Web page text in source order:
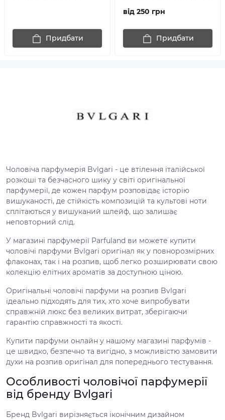
Придбати
від 250 грн
Придбати
Чоловіча парфумерія Bvlgari - це втілення італійської
розкоші та безчасного шику у світі оригінальної
парфумерії, де кожен парфум розповідає історію
вишуканості, де стійкість композицій та культові ноти
сплітаються у вишуканий шлейф, що залишає
неповторний слід.
У магазині парфумерії Parfuland ви можете купити
чоловічі парфуми Bvlgari оригінал як у повнорозмірних
флаконах, так і на розпив, щоб легко розширювати свою
колекцію елітних ароматів за доступною ціною.
Оригінальні чоловічі парфуми на розпив Bvlgari
ідеально підходять для тих, хто хоче випробувати
справжній люкс без великих витрат, зберігаючи
гарантію справжності та якості.
Купити парфуми онлайн у нашому магазині парфумів -
це швидко, безпечно та вигідно, з можливістю замовити
духи на розпив оригінал для попереднього тестування.
Особливості чоловічої парфумерії
від бренду Bvlgari
Бренд Bvlgari вирізняється іконічним дизайном